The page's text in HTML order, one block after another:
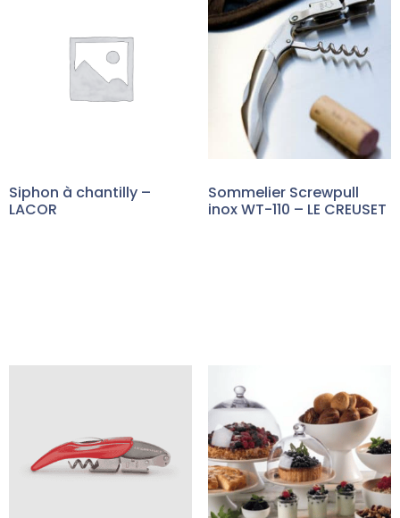
Siphon à chantilly –
LACOR
Sommelier Screwpull
inox WT-110 – LE CREUSET